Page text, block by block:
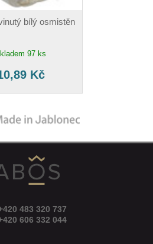
bílý osmistěn
97 ks
Kč
483 320 737
606 332 044